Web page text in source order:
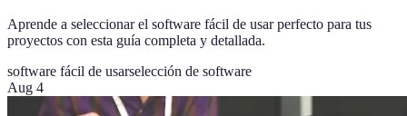
Aprende a seleccionar el software fácil de usar perfecto para tus
proyectos con esta guía completa y detallada.
software fácil de usarselección de software
Aug 4